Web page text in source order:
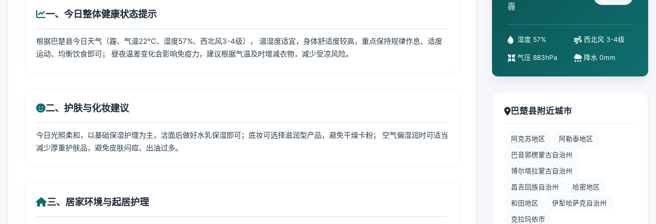
一、今日整体健康状态提示
根据巴楚县今日天气（霾、气温22℃、湿度57%、西北风3-4级）， 温湿度适宜，身体舒适度较高，重点保持规律作息、适度
运动、均衡饮食即可； 昼夜温差变化会影响免疫力，建议根据气温及时增减衣物，减少受凉风险。
二、护肤与化妆建议
今日光照柔和，以基础保湿护理为主，洁面后做好水乳保湿即可；底妆可选择滋润型产品，避免干燥卡粉； 空气偏湿润时可适当
减少厚重护肤品，避免皮肤闷痘、出油过多。
三、居家环境与起居护理
霾
湿度 57% 西北风 3-4级
气压 883hPa 降水 0mm
巴楚县附近城市
阿克苏地区 阿勒泰地区
巴音郭楞蒙古自治州
博尔塔拉蒙古自治州
昌吉回族自治州 哈密地区
和田地区 伊犁哈萨克自治州
克拉玛依市